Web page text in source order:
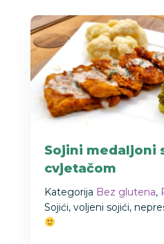
Sojini medaljoni
cvjetačom
Kategorija Bez glutena,
Sojići, voljeni sojići,